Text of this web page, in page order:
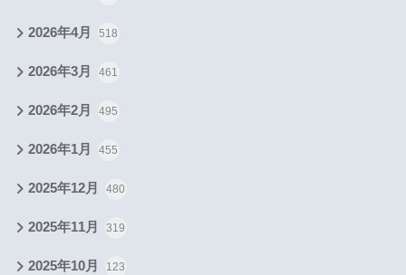
2026年4月 518
2026年3月 461
2026年2月 495
2026年1月 455
2025年12月 480
2025年11月 319
2025年10月 123